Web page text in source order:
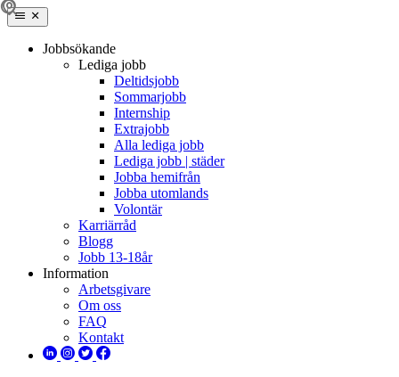
Jobbsökande
Lediga jobb
Deltidsjobb
Sommarjobb
Internship
Extrajobb
Alla lediga jobb
Lediga jobb | städer
Jobba hemifrån
Jobba utomlands
Volontär
Karriärråd
Blogg
Jobb 13-18år
Information
Arbetsgivare
Om oss
FAQ
Kontakt